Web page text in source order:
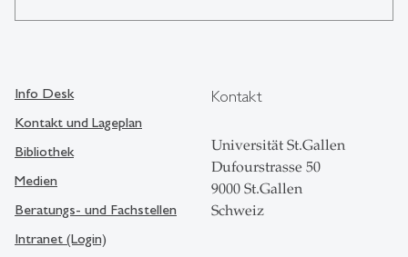
Info Desk
Kontakt und Lageplan
Bibliothek
Medien
Beratungs- und Fachstellen
Intranet (Login)
Kontakt
Universität St.Gallen
Dufourstrasse 50
9000 St.Gallen
Schweiz